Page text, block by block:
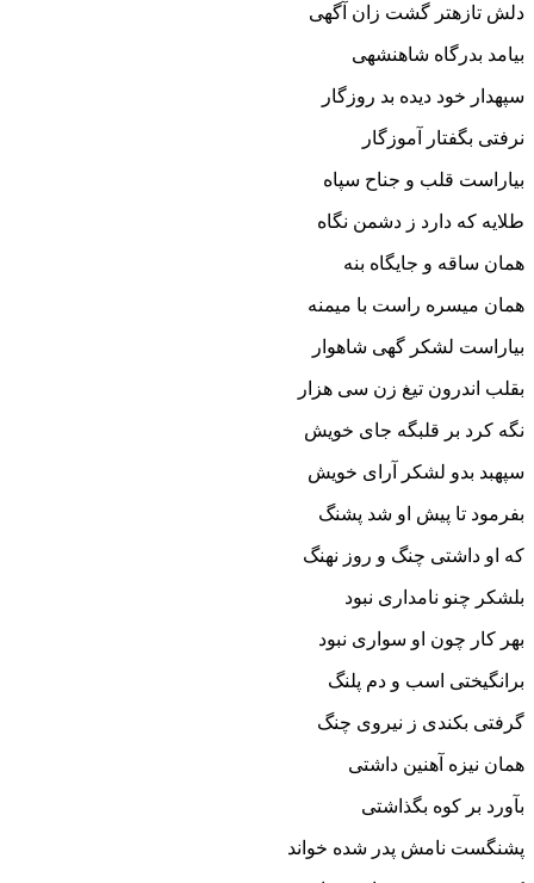
دلش تازه‏تر گشت زان آگهى
بیامد بدرگاه شاهنشهى‏
سپهدار خود دیده بد روزگار
نرفتى بگفتار آموزگار
بیاراست قلب و جناح سپاه
طلایه که دارد ز دشمن نگاه‏
همان ساقه و جایگاه بنه
همان میسره راست با میمنه‏
بیاراست لشکر گهى شاهوار
بقلب اندرون تیغ زن سى هزار
نگه کرد بر قلبگه جاى خویش
سپهبد بدو لشکر آراى خویش‏
بفرمود تا پیش او شد پشنگ
که او داشتى چنگ و روز نهنگ‏
بلشکر چنو نامدارى نبود
بهر کار چون او سوارى نبود
برانگیختى اسب و دم پلنگ
گرفتى بکندى ز نیروى چنگ‏
همان نیزه آهنین داشتى
بآورد بر کوه بگذاشتى‏
پشنگست نامش پدر شده خواند